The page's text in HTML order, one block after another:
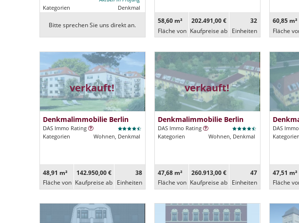
Kategorien
Denkmal
Bitte sprechen Sie uns direkt an.
58,60 m²
Fläche von
202.491,00 €
Kaufpreise ab
32
Ein­heiten
60,85 m²
Fläche
verkauft!
Denkmalimmobilie Berlin
DAS Immo Rating
Kategorien
Wohnen, Denkmal
48,91 m²
Fläche von
142.950,00 €
Kaufpreise ab
38
Ein­heiten
verkauft!
Denkmalimmobilie Berlin
DAS Immo Rating
Kategorien
Wohnen, Denkmal
47,68 m²
Fläche von
260.913,00 €
Kaufpreise ab
47
Ein­heiten
DAS
Kategorien
47,51 m²
Fläche